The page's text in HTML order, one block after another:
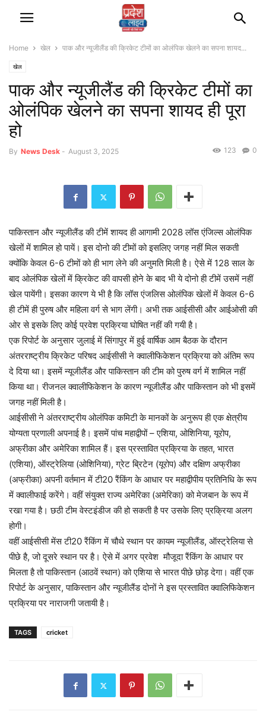
Home खेल पाक और न्यूजीलैंड की क्रिकेट टीमों का ओलंपिक खेलने का सपना शायद...
खेल
पाक और न्यूजीलैंड की क्रिकेट टीमों का
ओलंपिक खेलने का सपना शायद ही पूरा
हो
By News Desk - August 3, 2025 0
123
पाकिस्तान और न्यूजीलैंड की टीमें शायद ही आगामी 2028 लॉस एंजिल्स ओलंपिक
खेलों में शामिल हो पायें। इस दोनो की टीमों को इसलिए जगह नहीं मिल सकती
क्योंकि केवल 6-6 टीमों को ही भाग लेने की अनुमति मिली है। ऐसे में 128 साल के
बाद ओलंपिक खेलों में क्रिकेट की वापसी होने के बाद भी ये दोनो ही टीमें उसमें नहीं
खेल पायेंगी। इसका कारण ये भी है कि लॉस एंजलिस ओलंपिक खेलों में केवल 6-6
ही टीमें ही पुरुष और महिला वर्ग से भाग लेंगी। अभी तक आईसीसी और आईओसी की
ओर से इसके लिए कोई प्रवेश प्रक्रिया घोषित नहीं की गयी है।
एक रिपोर्ट के अनुसार जुलाई में सिंगापुर में हुई वार्षिक आम बैठक के दौरान
अंतरराष्ट्रीय क्रिकेट परिषद आईसीसी ने क्वालीफिकेशन प्रक्रिया को अंतिम रूप
दे दिया था। इसमें न्यूजीलैंड और पाकिस्तान की टीम को पुरुष वर्ग में शामिल नहीं
किया था। रीजनल क्वालीफिकेशन के कारण न्यूजीलैंड और पाकिस्तान को भी इसमें
जगह नहीं मिली है।
आईसीसी ने अंतरराष्ट्रीय ओलंपिक कमिटी के मानकों के अनुरूप ही एक क्षेत्रीय
योग्यता प्रणाली अपनाई है। इसमें पांच महाद्वीपों – एशिया, ओशिनिया, यूरोप,
अफ्रीका और अमेरिका शामिल हैं। इस प्रस्तावित प्रक्रिया के तहत, भारत
(एशिया), ऑस्ट्रेलिया (ओशिनिया), ग्रेट ब्रिटेन (यूरोप) और दक्षिण अफ्रीका
(अफ्रीका) अपनी वर्तमान में टी20 रैंकिंग के आधार पर महाद्वीपीय प्रतिनिधि के रूप
में क्वालीफाई करेंगे। वहीं संयुक्त राज्य अमेरिका (अमेरिका) को मेजबान के रूप में
रखा गया है। छठी टीम वेस्टइंडीज की हो सकती है पर उसके लिए प्रक्रिया अलग
होगी।
वहीं आईसीसी मेंस टी20 रैंकिंग में चौथे स्थान पर कायम न्यूजीलैंड, ऑस्ट्रेलिया से
पीछे है, जो दूसरे स्थान पर है। ऐसे में अगर प्रवेश मौजूदा रैंकिंग के आधार पर
मिलता है तो पाकिस्तान (आठवें स्थान) को एशिया से भारत पीछे छोड़ देगा। वहीं एक
रिपोर्ट के अनुसार, पाकिस्तान और न्यूजीलैंड दोनों ने इस प्रस्तावित क्वालिफिकेशन
प्रक्रिया पर नाराजगी जतायी है।
TAGS cricket